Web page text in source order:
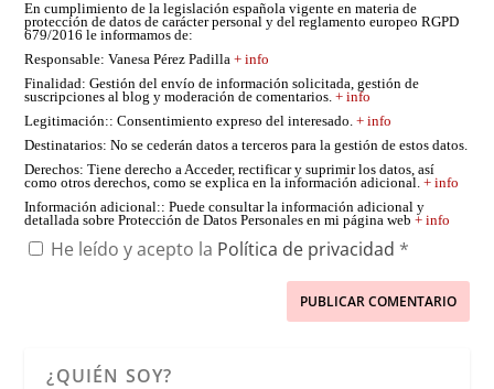
En cumplimiento de la legislación española vigente en materia de
protección de datos de carácter personal y del reglamento europeo RGPD
679/2016 le informamos de:
Responsable: Vanesa Pérez Padilla+ info
Finalidad: Gestión del envío de información solicitada, gestión de
suscripciones al blog y moderación de comentarios.+ info
Legitimación:: Consentimiento expreso del interesado.+ info
Destinatarios: No se cederán datos a terceros para la gestión de estos datos.
Derechos: Tiene derecho a Acceder, rectificar y suprimir los datos, así
como otros derechos, como se explica en la información adicional.+ info
Información adicional:: Puede consultar la información adicional y
detallada sobre Protección de Datos Personales en mi página web+ info
He leído y acepto la Política de privacidad *
¿QUIÉN SOY?